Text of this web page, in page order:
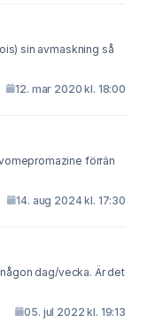
12. mar 2020 kl. 18:00
14. aug 2024 kl. 17:30
05. jul 2022 kl. 19:13